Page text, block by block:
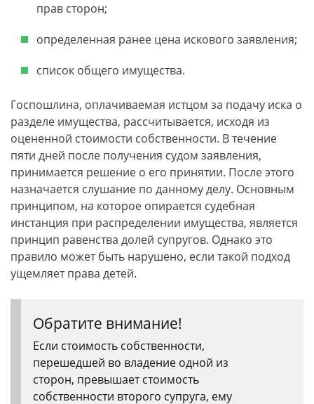
прав сторон;
определенная ранее цена искового заявления;
список общего имущества.
Госпошлина, оплачиваемая истцом за подачу иска о
разделе имущества, рассчитывается, исходя из
оцененной стоимости собственности. В течение
пяти дней после получения судом заявления,
принимается решение о его принятии. После этого
назначается слушание по данному делу. Основным
принципом, на которое опирается судебная
инстанция при распределении имущества, является
принцип равенства долей супругов. Однако это
правило может быть нарушено, если такой подход
ущемляет права детей.
Обратите внимание!
Если стоимость собственности,
перешедшей во владение одной из
сторон, превышает стоимость
собственности второго супруга, ему